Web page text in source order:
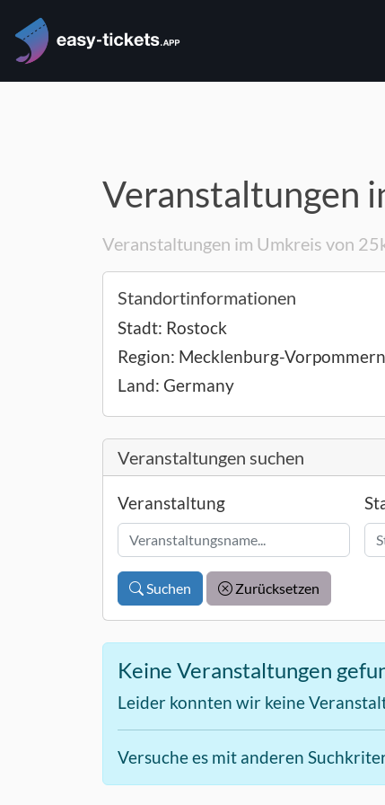
Veranstaltungen
Veranstaltungen im Umkreis von
Standortinformationen
Stadt: Rostock
Region: Mecklenburg-Vorpommern
Land: Germany
Veranstaltungen suchen
Veranstaltung
Suchen Zurücksetzen
Keine Veranstaltungen
Leider konnten wir keine
Versuche es mit anderen